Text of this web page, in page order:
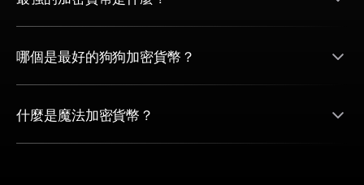
哪個是最好的狗狗加密貨幣？
什麼是魔法加密貨幣？